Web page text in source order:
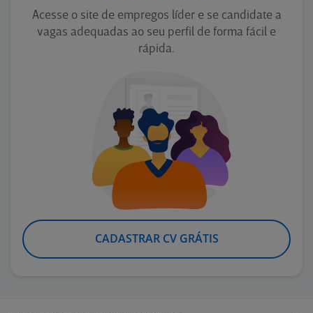
Acesse o site de empregos líder e se candidate a
vagas adequadas ao seu perfil de forma fácil e
rápida.
CADASTRAR CV GRÁTIS